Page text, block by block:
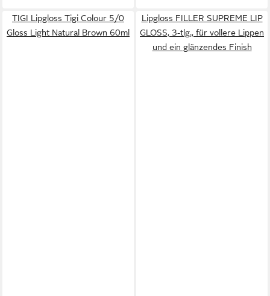
TIGI Lipgloss Tigi Colour 5/0
Gloss Light Natural Brown 60ml
Lipgloss FILLER SUPREME LIP
GLOSS, 3-tlg., für vollere Lippen
und ein glänzendes Finish